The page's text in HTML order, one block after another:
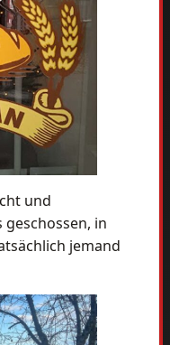
und
in
jemand